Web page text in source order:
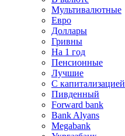
Мультивалютные
Евро
Доллары
Гривны
На 1 год
Пенсионные
Лучшие
С капитализацией
Пивденный
Forward bank
Bank Alyans
Megabank